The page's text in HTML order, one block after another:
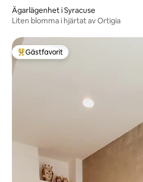
Ägarlägenhet i Syracuse
Liten blomma i hjärtat av Ortigia
Populär gästfavorit
Gästfavorit